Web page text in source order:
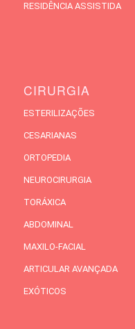
RESIDÊNCIA ASSISTIDA
CIRURGIA
ESTERILIZAÇÕES
CESARIANAS
ORTOPEDIA
NEUROCIRURGIA
TORÁXICA
ABDOMINAL
MAXILO-FACIAL
ARTICULAR AVANÇADA
EXÓTICOS